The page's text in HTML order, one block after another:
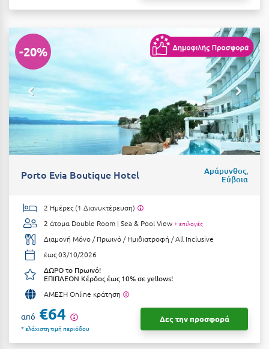
Δ
Δελφοί
Διακοπτό
Ε
Ελάτη Αρκαδίας
Ελληνικό Αρκαδίας
Ελούντα Κρήτης
Ερέτρια
Ερμιόνη
Εύβοια
Ευρυτανία
Ζαγοροχώρια
Ζάκυνθος
-20%
Porto Evia Boutique Hotel Αμάρυνθος,
Εύβοια
2 Ημέρες (1 Διανυκτέρευση)
2 άτομα Double Room | Sea & Pool View + επιλογές
Διαμονή Μόνο / Πρωινό / Ημιδιατροφή / All Inclusive
έως 03/10/2026
ΔΩΡΟ το Πρωινό!
ΕΠΙΠΛΕΟΝ Κέρδος έως 10% σε yellows!
ΑΜΕΣΗ Online κράτηση
από €64
* ελάχιστη τιμή περιόδου
Δες την προσφορά